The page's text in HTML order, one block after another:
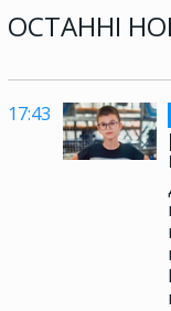
ОСТАННІ
17:43